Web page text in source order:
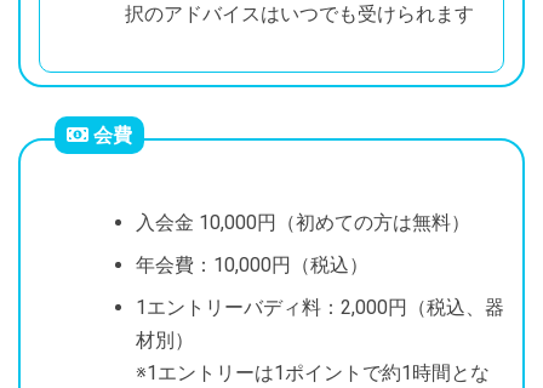
択のアドバイスはいつでも受けられます
会費
入会金 10,000円（初めての方は無料）
年会費：10,000円（税込）
1エントリーバディ料：2,000円（税込、器
材別）
※1エントリーは1ポイントで約1時間とな